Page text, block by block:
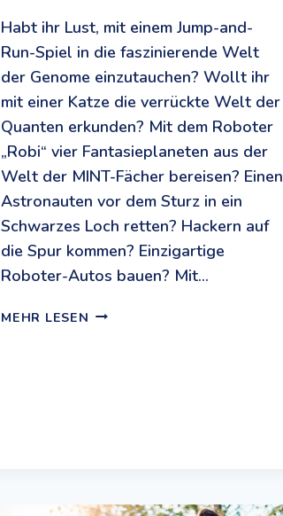
Habt ihr Lust, mit einem Jump-and-
Run-Spiel in die faszinierende Welt
der Genome einzutauchen? Wollt ihr
mit einer Katze die verrückte Welt der
Quanten erkunden? Mit dem Roboter
„Robi“ vier Fantasieplaneten aus der
Welt der MINT-Fächer bereisen? Einen
Astronauten vor dem Sturz in ein
Schwarzes Loch retten? Hackern auf
die Spur kommen? Einzigartige
Roboter-Autos bauen? Mit…
MEHR LESEN SPIEL